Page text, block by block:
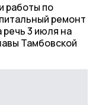
работы по
ремонт
3 июля на
Тамбовской